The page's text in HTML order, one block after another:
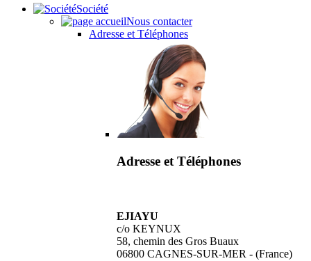
Société
Nous contacter
Adresse et Téléphones
Adresse et Téléphones
EJIAYU
c/o KEYNUX
58, chemin des Gros Buaux
06800 CAGNES-SUR-MER - (France)